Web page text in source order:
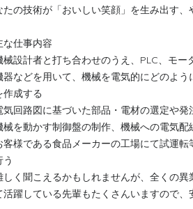
たの技術が「おいしい笑顔」を生み出す、
仕事内容
械設計者と打ち合わせのうえ、PLC、モ
器などを用いて、機械を電気的にどのよ
作成する
気回路図に基づいた部品・電材の選定や発
械を動かす制御盤の制作、機械への電気配
客様である食品メーカーの工場にて試運
う
く聞こえるかもしれませんが、全くの異
活躍している先輩もたくさんいますので、